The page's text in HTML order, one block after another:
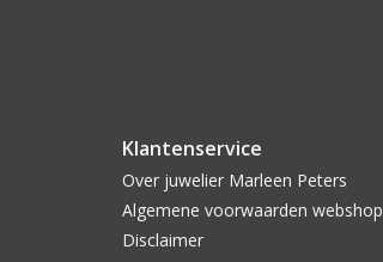
Klantenservice
Over juwelier Marleen Peters
Algemene voorwaarden webshop
Disclaimer